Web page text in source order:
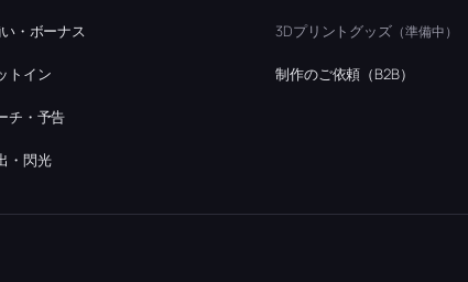
・ボーナス
トイン
チ・予告
・閃光
3Dプリントグッズ （準備中）
制作のご依頼（B2B）